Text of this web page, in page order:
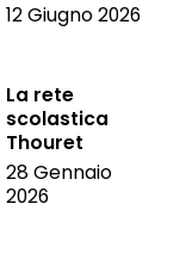
12 Giugno 2026
La rete
scolastica
Thouret
28 Gennaio
2026